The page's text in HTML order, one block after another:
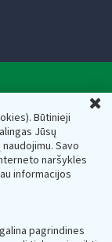
Būtinieji
Jūsų
Savo
naršyklės
informacijos
pagrindines
el.paštas:
Lietuvos
Juridinių